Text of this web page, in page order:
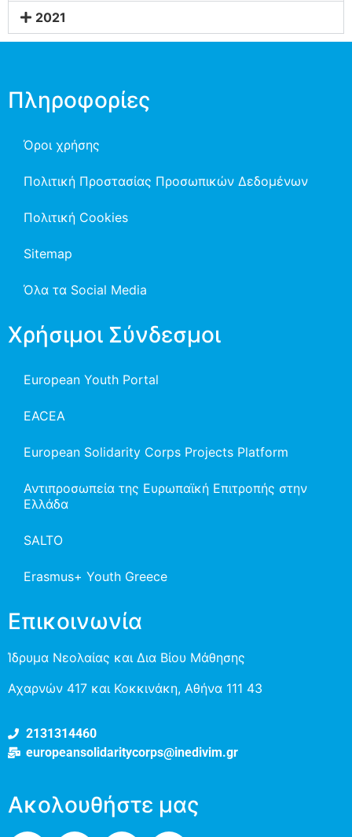
2021
Πληροφορίες
Όροι χρήσης
Πολιτική Προστασίας Προσωπικών Δεδομένων
Πολιτική Cookies
Sitemap
Όλα τα Social Media
Χρήσιμοι Σύνδεσμοι
European Youth Portal
EACEA
European Solidarity Corps Projects Platform
Αντιπροσωπεία της Ευρωπαϊκή Επιτροπής στην
Ελλάδα
SALTO
Erasmus+ Youth Greece
Επικοινωνία
Ίδρυμα Νεολαίας και Δια Βίου Μάθησης
Αχαρνών 417 και Κοκκινάκη, Αθήνα 111 43
2131314460
europeansolidaritycorps@inedivim.gr
Ακολουθήστε μας